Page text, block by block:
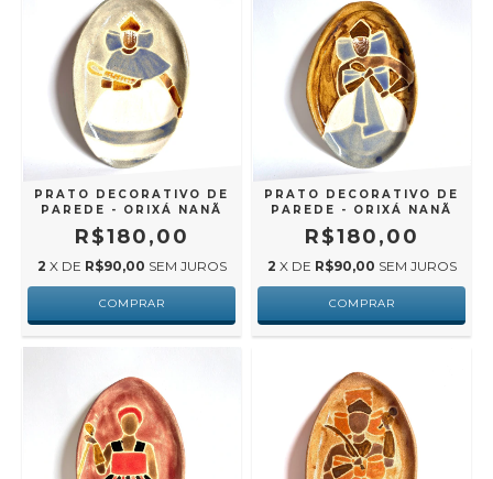
PRATO DECORATIVO DE
PAREDE - ORIXÁ NANÃ
R$180,00
2 X DE R$90,00 SEM JUROS
PRATO DECORATIVO DE
PAREDE - ORIXÁ NANÃ
R$180,00
2 X DE R$90,00 SEM JUROS